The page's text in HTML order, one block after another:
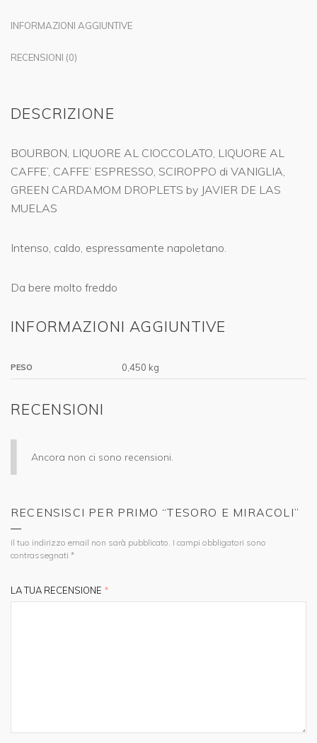
INFORMAZIONI AGGIUNTIVE
RECENSIONI (0)
DESCRIZIONE
BOURBON, LIQUORE AL CIOCCOLATO, LIQUORE AL
CAFFE’, CAFFE’ ESPRESSO, SCIROPPO di VANIGLIA,
GREEN CARDAMOM DROPLETS by JAVIER DE LAS
MUELAS
Intenso, caldo, espressamente napoletano.
Da bere molto freddo
INFORMAZIONI AGGIUNTIVE
PESO 0,450 kg
RECENSIONI
Ancora non ci sono recensioni.
RECENSISCI PER PRIMO “TESORO E MIRACOLI”
Il tuo indirizzo email non sarà pubblicato. I campi obbligatori sono
contrassegnati *
LA TUA RECENSIONE *